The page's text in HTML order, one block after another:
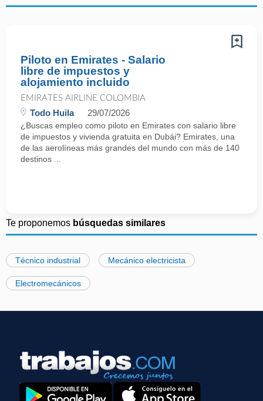
Piloto en Emirates - Salario
libre de impuestos y
alojamiento incluido
EMIRATES AIRLINE COLOMBIA
Todo Huila 29/07/2026
¿Buscas empleo como piloto en Emirates con salario libre
de impuestos y vivienda gratuita en Dubái? Emirates, una
de las aerolíneas más grandes del mundo con más de 140
destinos ...
Te proponemos búsquedas similares
Técnico industrial Mecánico electricista
Electromecánicos